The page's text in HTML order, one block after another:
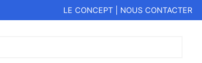
LE CONCEPT NOUS CONTACTER